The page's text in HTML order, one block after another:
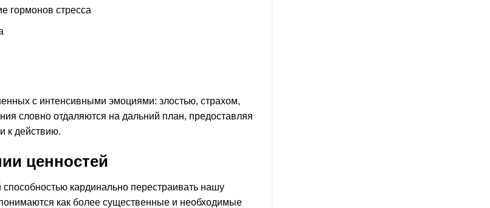
гормонов стресса
с интенсивными эмоциями: злостью, страхом,
словно отдаляются на дальний план, предоставляя
к действию.
ценностей
кардинально перестраивать нашу
как более существенные и необходимые